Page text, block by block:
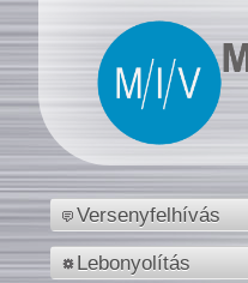
Versenyfelhívás
Lebonyolítás